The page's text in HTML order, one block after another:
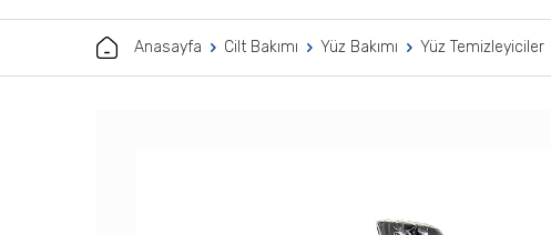
Anasayfa Cilt Bakımı Yüz Bakımı Yüz Temizleyiciler